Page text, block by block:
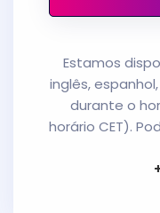
Estamos
inglês,
durante o
horário CET).